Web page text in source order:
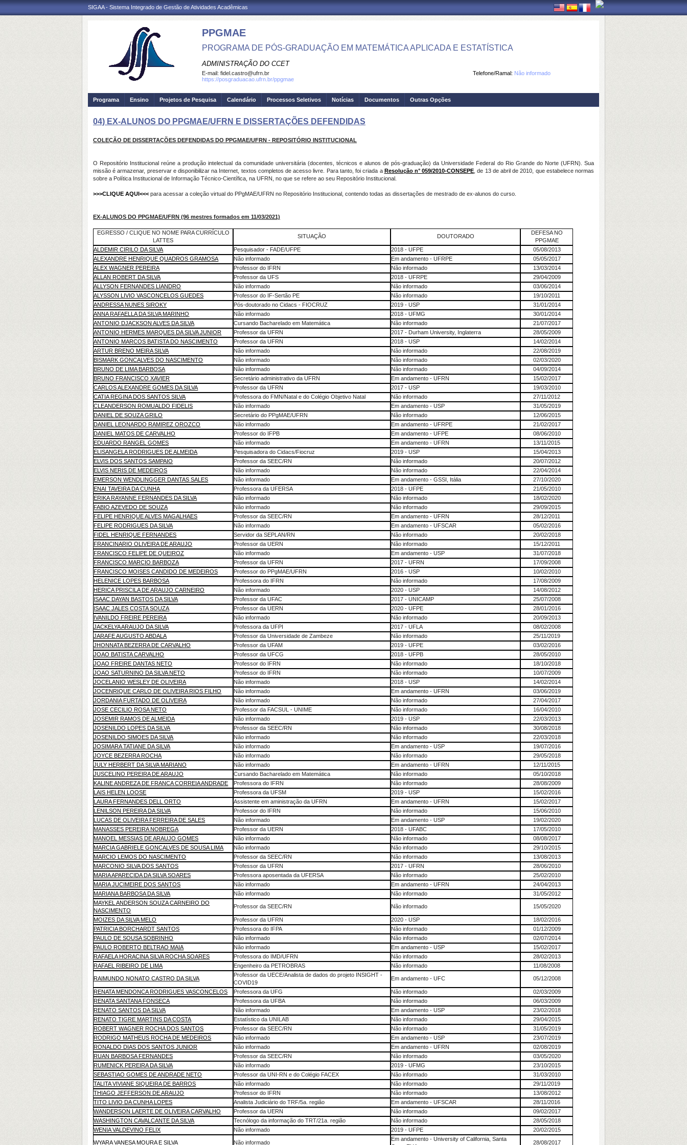
SIGAA - Sistema Integrado de Gestão de Atividades Acadêmicas
PPGMAE
PROGRAMA DE PÓS-GRADUAÇÃO EM MATEMÁTICA APLICADA E ESTATÍSTICA
ADMINISTRAÇÃO DO CCET
Telefone/Ramal: Não informado
E-mail: fidel.castro@ufrn.br
https://posgraduacao.ufrn.br/ppgmae
Programa Ensino Projetos de Pesquisa Calendário Processos Seletivos Notícias Documentos Outras Opções
04) EX-ALUNOS DO PPGMAE/UFRN E DISSERTAÇÕES DEFENDIDAS
COLEÇÃO DE DISSERTAÇÕES DEFENDIDAS DO PPGMAE/UFRN - REPOSITÓRIO INSTITUCIONAL
O Repositório Institucional reúne a produção intelectual da comunidade universitária (docentes, técnicos e alunos de pós-graduação) da Universidade Federal do Rio Grande do Norte (UFRN). Sua
missão é armazenar, preservar e disponibilizar na Internet, textos completos de acesso livre. Para tanto, foi criada a Resolução n° 059/2010-CONSEPE , de 13 de abril de 2010, que estabelece normas
sobre a Política Institucional de Informação Técnico-Científica, na UFRN, no que se refere ao seu Repositório Institucional.
>>>CLIQUE AQUI<<< para acessar a coleção virtual do PPgMAE/UFRN no Repositório Institucional, contendo todas as dissertações de mestrado de ex-alunos do curso.
EX-ALUNOS DO PPGMAE/UFRN (96 mestres formados em 11/03/2021)
EGRESSO / CLIQUE NO NOME PARA CURRÍCULO
LATTES
SITUAÇÃO DOUTORADO
DEFESA NO
PPGMAE
ALDEMIR CIRILO DA SILVA
Pesquisador - FADE/UFPE 2018 - UFPE
05/08/2013
ALEXANDRE HENRIQUE QUADROS GRAMOSA
Não informado Em andamento - UFRPE
05/05/2017
ALEX WAGNER PEREIRA
Professor do IFRN Não informado
13/03/2014
ALLAN ROBERT DA SILVA
Professor da UFS 2018 - UFRPE
29/04/2009
ALLYSON FERNANDES LIANDRO
Não informado Não informado
03/06/2014
ALYSSON LIVIO VASCONCELOS GUEDES
Professor do IF-Sertão PE Não informado
19/10/2011
ANDRESSA NUNES SIROKY
Pós-doutorado no Cidacs - FIOCRUZ 2019 - USP
31/01/2014
ANNA RAFAELLA DA SILVA MARINHO
Não informado 2018 - UFMG
30/01/2014
ANTONIO DJACKSON ALVES DA SILVA
Cursando Bacharelado em Matemática Não informado
21/07/2017
ANTONIO HERMES MARQUES DA SILVA JUNIOR
Professor da UFRN 2017 - Durham University, Inglaterra
28/05/2009
ANTONIO MARCOS BATISTA DO NASCIMENTO
Professor da UFRN 2018 - USP
14/02/2014
ARTUR BRENO MEIRA SILVA
Não informado Não informado
22/08/2019
BISMARK GONCALVES DO NASCIMENTO
Não informado Não informado
02/03/2020
BRUNO DE LIMA BARBOSA
Não informado Não informado
04/09/2014
BRUNO FRANCISCO XAVIER
Secretário administrativo da UFRN Em andamento - UFRN
15/02/2017
CARLOS ALEXANDRE GOMES DA SILVA
Professor da UFRN 2017 - USP
19/03/2010
CATIA REGINA DOS SANTOS SILVA
Professora do FMN/Natal e do Colégio Objetivo Natal Não informado
27/11/2012
CLEANDERSON ROMUALDO FIDELIS
Não informado Em andamento - USP
31/05/2019
DANIEL DE SOUZA GRILO
Secretário do PPgMAE/UFRN Não informado
12/06/2015
DANIEL LEONARDO RAMIREZ OROZCO
Não informado Em andamento - UFRPE
21/02/2017
DANIEL MATOS DE CARVALHO
Professor do IFPB Em andamento - UFPE
08/06/2010
EDUARDO RANGEL GOMES
Não informado Em andamento - UFRN
13/11/2015
ELISANGELA RODRIGUES DE ALMEIDA
Pesquisadora do Cidacs/Fiocruz 2019 - USP
15/04/2013
ELVIS DOS SANTOS SAMPAIO
Professor da SEEC/RN Não informado
20/07/2012
ELVIS NERIS DE MEDEIROS
Não informado Não informado
22/04/2014
EMERSON WENDLINGGER DANTAS SALES
Não informado Em andamento - GSSI, Itália
27/10/2020
ENAI TAVEIRA DA CUNHA
Professora da UFERSA 2018 - UFPE
21/05/2010
ERIKA RAYANNE FERNANDES DA SILVA
Não informado Não informado
18/02/2020
FABIO AZEVEDO DE SOUZA
Não informado Não informado
29/09/2015
FELIPE HENRIQUE ALVES MAGALHAES
Professor da SEEC/RN Em andamento - UFRN
28/12/2011
FELIPE RODRIGUES DA SILVA
Não informado Em andamento - UFSCAR
05/02/2016
FIDEL HENRIQUE FERNANDES
Servidor da SEPLAN/RN Não informado
20/02/2018
FRANCINARIO OLIVEIRA DE ARAUJO
Professor da UERN Não informado
15/12/2011
FRANCISCO FELIPE DE QUEIROZ
Não informado Em andamento - USP
31/07/2018
FRANCISCO MARCIO BARBOZA
Professor da UFRN 2017 - UFRN
17/09/2008
FRANCISCO MOISES CANDIDO DE MEDEIROS
Professor do PPgMAE/UFRN 2016 - USP
10/02/2010
HELENICE LOPES BARBOSA
Professora do IFRN Não informado
17/08/2009
HERICA PRISCILA DE ARAUJO CARNEIRO
Não informado 2020 - USP
14/08/2012
ISAAC DAYAN BASTOS DA SILVA
Professor da UFAC 2017 - UNICAMP
25/07/2008
ISAAC JALES COSTA SOUZA
Professor da UERN 2020 - UFPE
28/01/2016
IVANILDO FREIRE PEREIRA
Não informado Não informado
20/09/2013
JACKELYA ARAUJO DA SILVA
Professora da UFPI 2017 - UFLA
08/02/2008
JARAFE AUGUSTO ABDALA
Professor da Universidade de Zambeze Não informado
25/11/2019
JHONNATA BEZERRA DE CARVALHO
Professor da UFAM 2019 - UFPE
03/02/2016
JOAO BATISTA CARVALHO
Professor da UFCG 2018 - UFPB
28/05/2010
JOAO FREIRE DANTAS NETO
Professor do IFRN Não informado
18/10/2018
JOAO SATURNINO DA SILVA NETO
Professor do IFRN Não informado
10/07/2009
JOCELANIO WESLEY DE OLIVEIRA
Não informado 2018 - USP
14/02/2014
JOCENRIQUE CARLO DE OLIVEIRA RIOS FILHO
Não informado Em andamento - UFRN
03/06/2019
JORDANIA FURTADO DE OLIVEIRA
Não informado Não informado
27/04/2017
JOSE CECILIO ROSA NETO
Professor da FACSUL - UNIME Não informado
16/04/2010
JOSEMIR RAMOS DE ALMEIDA
Não informado 2019 - USP
22/03/2013
JOSENILDO LOPES DA SILVA
Professor da SEEC/RN Não informado
30/08/2018
JOSENILDO SIMOES DA SILVA
Não informado Não informado
22/03/2018
JOSIMARA TATIANE DA SILVA
Não informado Em andamento - USP
19/07/2016
JOYCE BEZERRA ROCHA
Não informado Não informado
29/05/2018
JULY HERBERT DA SILVA MARIANO
Não informado Em andamento - UFRN
12/11/2015
JUSCELINO PEREIRA DE ARAUJO
Cursando Bacharelado em Matemática Não informado
05/10/2018
KALINE ANDREZA DE FRANCA CORREIA ANDRADE
Professora do IFRN Não informado
28/08/2009
LAIS HELEN LOOSE
Professora da UFSM 2019 - USP
15/02/2016
LAURA FERNANDES DELL ORTO
Assistente em aministração da UFRN Em andamento - UFRN
15/02/2017
LENILSON PEREIRA DA SILVA
Professor do IFRN Não informado
15/06/2010
LUCAS DE OLIVEIRA FERREIRA DE SALES
Não informado Em andamento - USP
19/02/2020
MANASSES PEREIRA NOBREGA
Professor da UERN 2018 - UFABC
17/05/2010
MANOEL MESSIAS DE ARAUJO GOMES
Não informado Não informado
08/08/2017
MARCIA GABRIELE GONCALVES DE SOUSA LIMA
Não informado Não informado
29/10/2015
MARCIO LEMOS DO NASCIMENTO
Professor da SEEC/RN Não informado
13/08/2013
MARCONIO SILVA DOS SANTOS
Professor da UFRN 2017 - UFRN
28/06/2010
MARIA APARECIDA DA SILVA SOARES
Professora aposentada da UFERSA Não informado
25/02/2010
MARIA JUCIMEIRE DOS SANTOS
Não informado Em andamento - UFRN
24/04/2013
MARIANA BARBOSA DA SILVA
Não informado Não informado
31/05/2012
MAYKEL ANDERSON SOUZA CARNEIRO DO
NASCIMENTO
Professor da SEEC/RN Não informado 15/05/2020
MOIZES DA SILVA MELO Professor da UFRN 2020 - USP
18/02/2016
PATRICIA BORCHARDT SANTOS
Professora do IFPA Não informado
01/12/2009
PAULO DE SOUSA SOBRINHO
Não informado Não informado
02/07/2014
PAULO ROBERTO BELTRAO MAIA
Não informado Em andamento - USP
15/02/2017
RAFAELA HORACINA SILVA ROCHA SOARES
Professora do IMD/UFRN Não informado
28/02/2013
RAFAEL RIBEIRO DE LIMA
Engenheiro da PETROBRAS Não informado 11/08/2008
RAIMUNDO NONATO CASTRO DA SILVA
Professor da UECE/Analista de dados do projeto INSIGHT -
COVID19
Em andamento - UFC 05/12/2008
RENATA MENDONCA RODRIGUES VASCONCELOS Professora da UFG Não informado
02/03/2009
RENATA SANTANA FONSECA
Professora da UFBA Não informado
06/03/2009
RENATO SANTOS DA SILVA
Não informado Em andamento - USP
23/02/2018
RENATO TIGRE MARTINS DA COSTA
Estatístico da UNILAB Não informado
29/04/2015
ROBERT WAGNER ROCHA DOS SANTOS
Professor da SEEC/RN Não informado
31/05/2019
RODRIGO MATHEUS ROCHA DE MEDEIROS
Não informado Em andamento - USP
23/07/2019
RONALDO DIAS DOS SANTOS JUNIOR
Não informado Em andamento - UFRN
02/08/2019
RUAN BARBOSA FERNANDES
Professor da SEEC/RN Não informado
03/05/2020
RUMENICK PEREIRA DA SILVA
Não informado 2019 - UFMG
23/10/2015
SEBASTIAO GOMES DE ANDRADE NETO
Professor da UNI-RN e do Colégio FACEX Não informado
31/03/2010
TALITA VIVIANE SIQUEIRA DE BARROS
Não informado Não informado
29/11/2019
THIAGO JEFFERSON DE ARAUJO
Professor do IFRN Não informado
13/08/2012
TITO LIVIO DA CUNHA LOPES
Analista Judiciário do TRF/5a. região Em andamento - UFSCAR
28/11/2016
WANDERSON LAERTE DE OLIVEIRA CARVALHO
Professor da UERN Não informado
09/02/2017
WASHINGTON CAVALCANTE DA SILVA
Tecnólogo da informação do TRT/21a. região Não informado
28/05/2018
WENIA VALDEVINO FELIX
Não informado 2019 - UFPE 20/02/2015
WYARA VANESA MOURA E SILVA Não informado
Em andamento - University of California, Santa
28/08/2017